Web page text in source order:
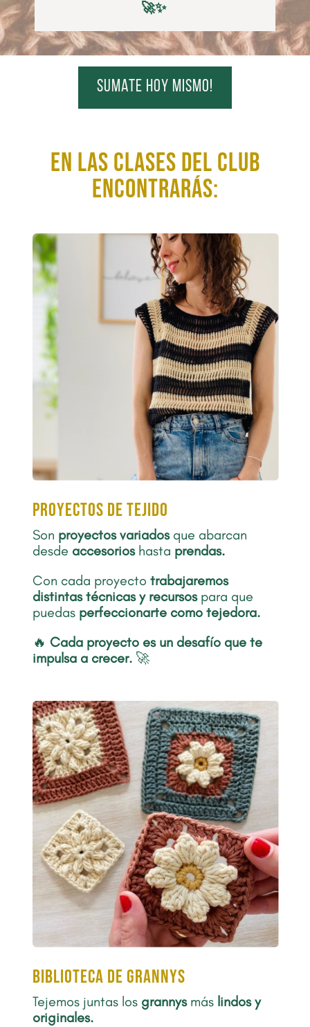
🚀✨
sumate hoy mismo!
En las clases del club
encontrarás:
proyectos de tejido
Son proyectosvariadosque abarcan
desde accesorios hasta prendas.
Con cada proyecto trabajaremos
distintas técnicas y recursos para que
puedasperfeccionarte como tejedora.
🔥 Cada proyecto es un desafío que te
impulsa a crecer.🚀
biblioteca de grannys
Tejemos juntas los grannys más lindos y
originales.